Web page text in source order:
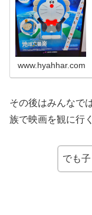
www.hyahhar.com
その後はみんなで
族で映画を観に行
でも